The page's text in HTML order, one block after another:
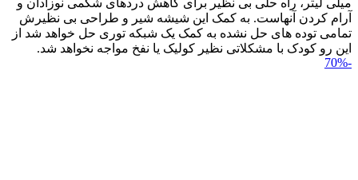
آرام کردن آنهاست. به کمک این شیشه شیر و طراحی بی نظیرش
تمامی توده های حل نشده به کمک یک شبکه توری حل خواهد شد از
این رو کودک با مشکلاتی نظیر کولیک یا نفخ مواجه نخواهد شد.
-70%